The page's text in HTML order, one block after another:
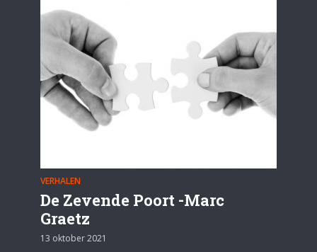
VERHALEN
De Zevende Poort -Marc
Graetz
13 oktober 2021